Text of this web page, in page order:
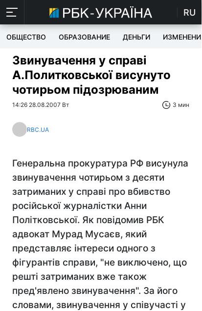
RU
ОБЩЕСТВО ОБРАЗОВАНИЕ ДЕНЬГИ ИЗМЕНЕНИЯ
Звинувачення у справі
А.Политковської висунуто
чотирьом підозрюваним
14:26 28.08.2007 Вт 3 мин
RBC.UA
Генеральна прокуратура РФ висунула
звинувачення чотирьом з десяти
затриманих у справі про вбивство
російської журналістки Анни
Політковської. Як повідомив РБК
адвокат Мурад Мусаєв, який
представляє інтереси одного з
фігурантів справи, "не виключено, що
решті затриманих вже також
пред'явлено звинувачення". За його
словами, звинувачення у співучасті у